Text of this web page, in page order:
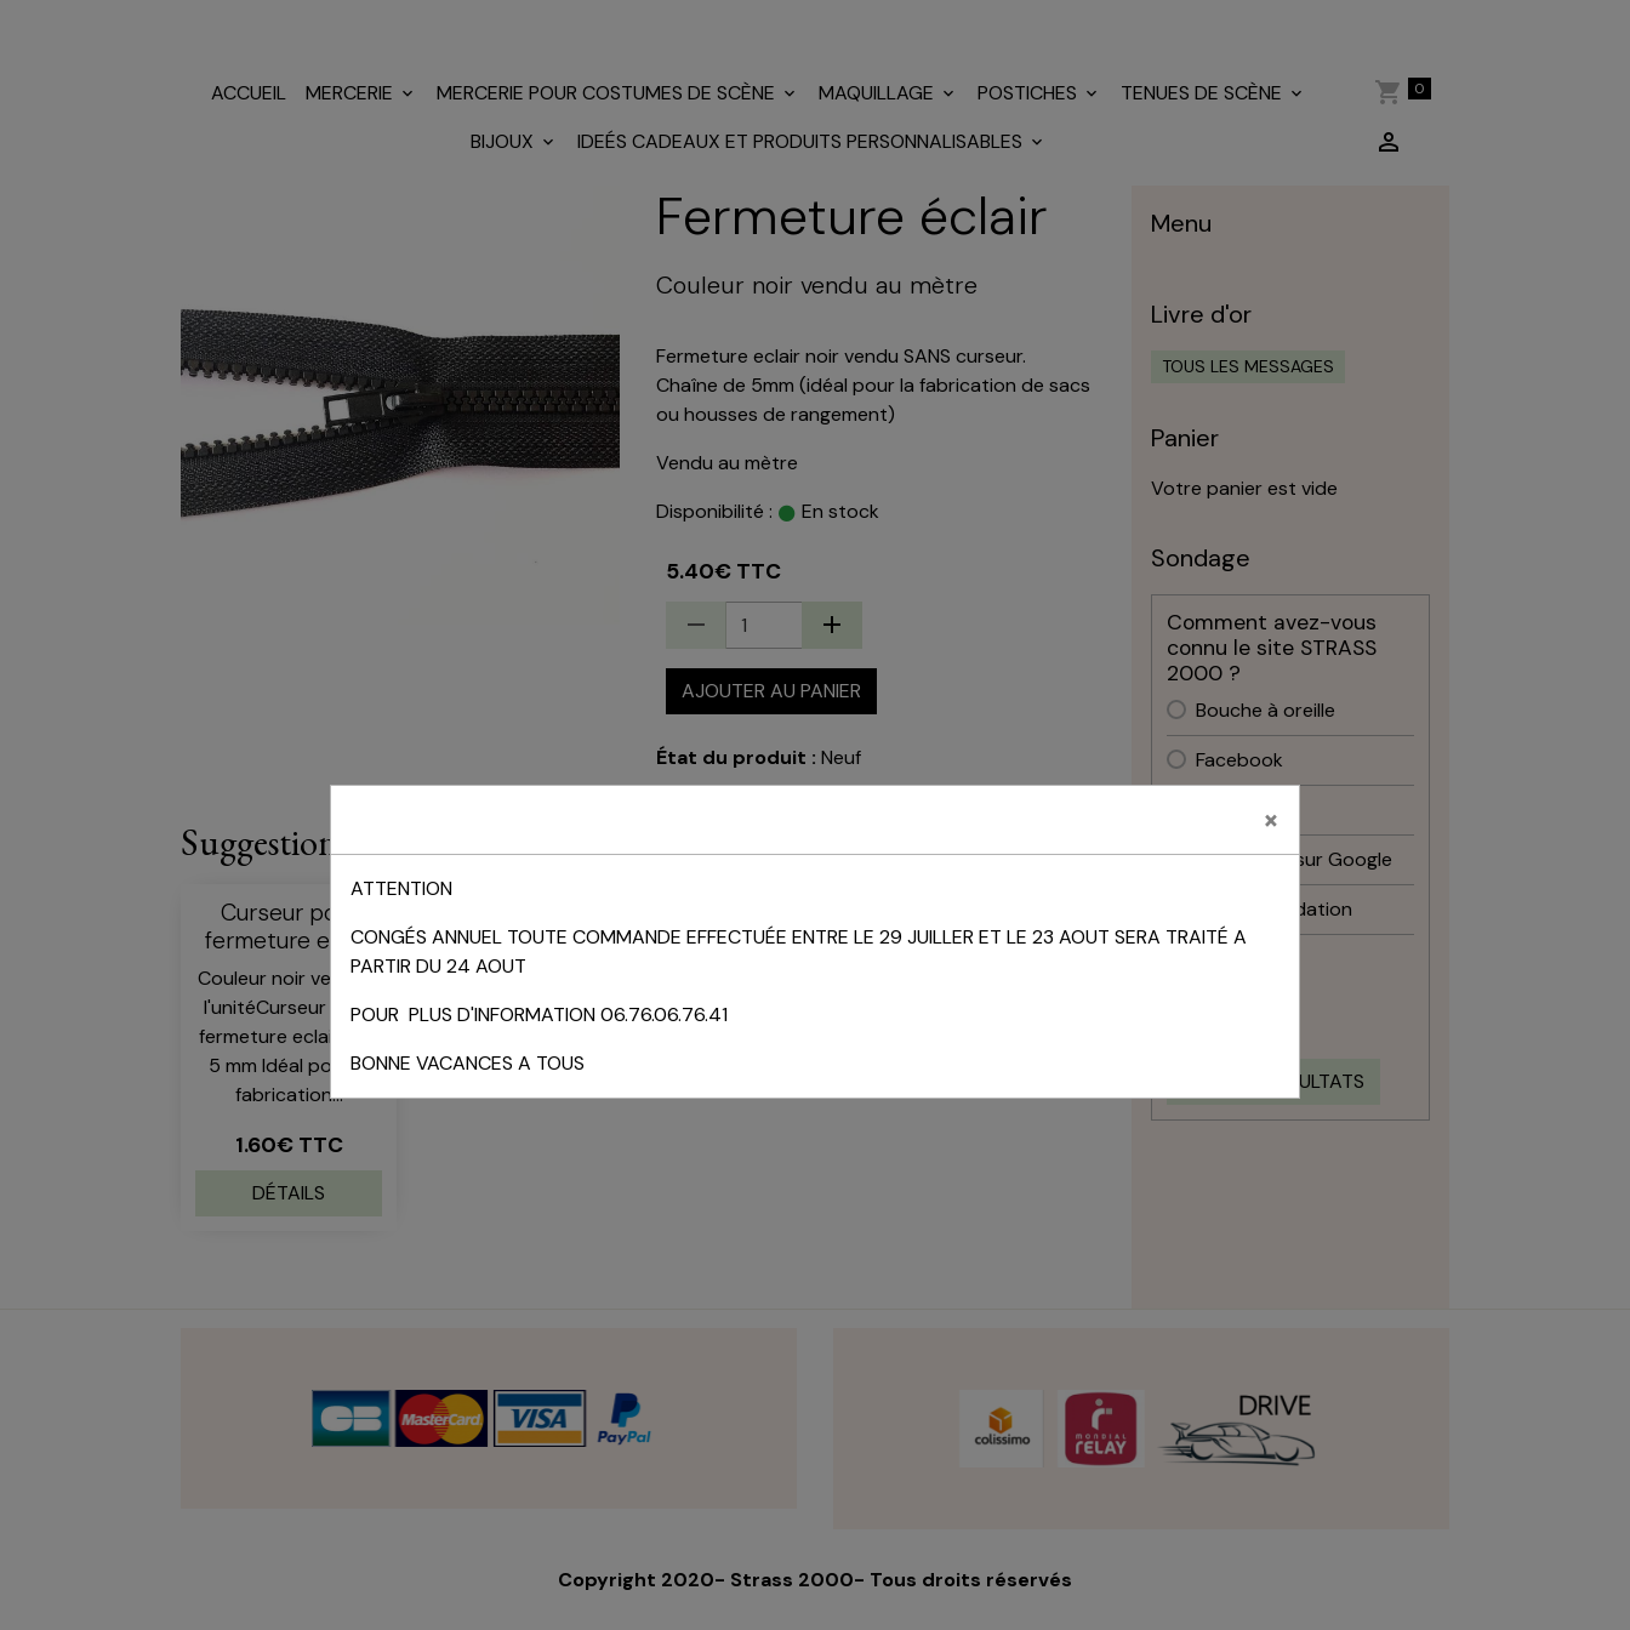
ACCUEIL MERCERIE MERCERIE POUR COSTUMES DE SCÈNE MAQUILLAGE POSTICHES
TENUES DE SCÈNE
BIJOUX
IDEÉS CADEAUX ET PRODUITS PERSONNALISABLES
0
Fermeture éclair
Couleur noir vendu au mètre
Fermeture eclair noir vendu SANS curseur.
Chaîne de 5mm (idéal pour la fabrication de sacs
ou housses de rangement)
Vendu au mètre
Disponibilité :
En stock
5.40€ TTC
AJOUTER AU PANIER
État du produit : Neuf
Suggestions
Curseur pour
fermeture eclair
Couleur noir vendu à
l'unitéCurseur pour
fermeture eclair noir
5 mm Idéal pour la
fabrication...
1.60€ TTC
DÉTAILS
Menu
Livre d'or
TOUS LES MESSAGES
Panier
Votre panier est vide
Sondage
Comment avez-vous
connu le site STRASS
2000 ?
Bouche à oreille
Facebook
Instagram
Recherche sur Google
Recommandation
VOIR LES RÉSULTATS
Copyright 2020- Strass 2000- Tous droits réservés
×
ATTENTION
CONGÉS ANNUEL TOUTE COMMANDE EFFECTUÉE ENTRE LE 29 JUILLER ET LE 23 AOUT SERA TRAITÉ A
PARTIR DU 24 AOUT
POUR PLUS D'INFORMATION 06.76.06.76.41
BONNE VACANCES A TOUS